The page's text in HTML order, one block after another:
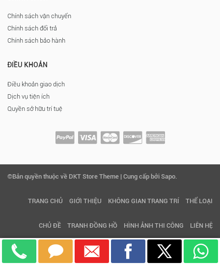
Chính sách vận chuyển
Chính sách đổi trả
Chính sách bảo hành
ĐIỀU KHOẢN
Điều khoản giao dịch
Dịch vụ tiện ích
Quyền sở hữu trí tuệ
©Bản quyền thuộc về DKT Store Theme | Cung cấp bởi Sapo.
TRANG CHỦ GIỚI THIỆU KHÔNG GIAN TRANG TRÍ THỂ LOẠI
CHỦ ĐỀ TRANH ĐỒNG HỒ HÌNH ẢNH THI CÔNG LIÊN HỆ